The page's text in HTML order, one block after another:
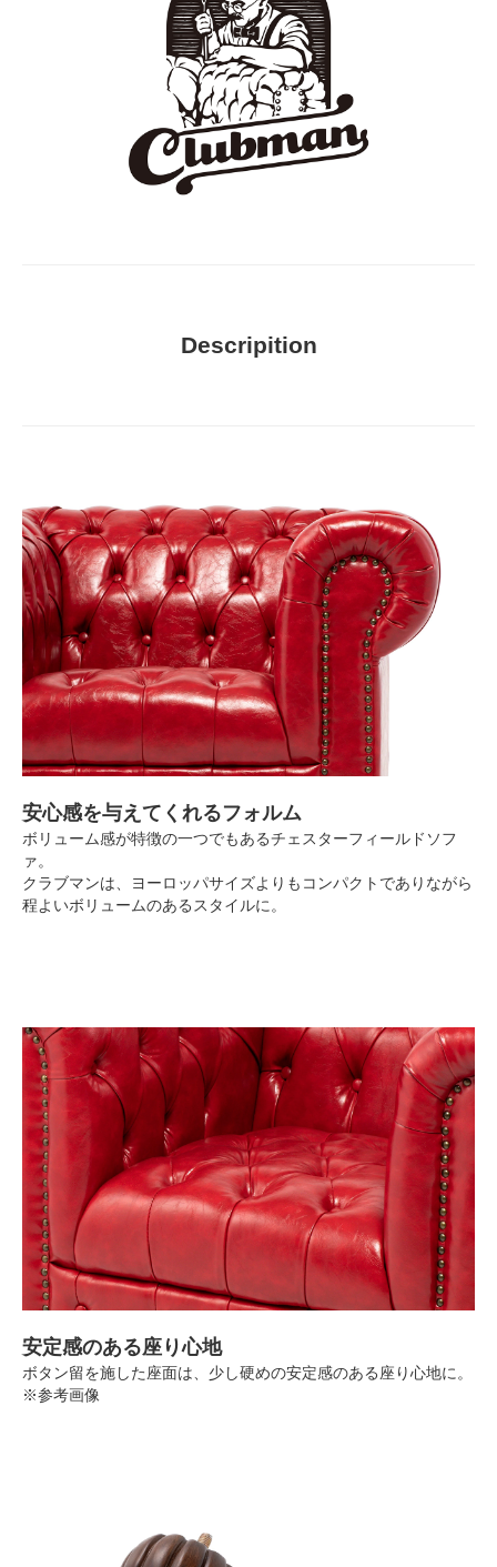
Descripition
安心感を与えてくれるフォルム
ボリューム感が特徴の一つでもあるチェスターフィールドソフ
ァ。
クラブマンは、ヨーロッパサイズよりもコンパクトでありながら
程よいボリュームのあるスタイルに。
安定感のある座り心地
ボタン留を施した座面は、少し硬めの安定感のある座り心地に。
※参考画像